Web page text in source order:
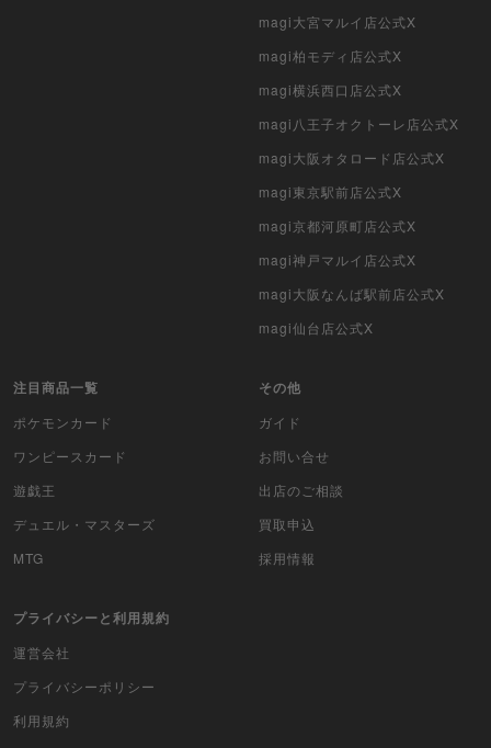
magi大宮マルイ店公式X
magi柏モディ店公式X
magi横浜西口店公式X
magi八王子オクトーレ店公式X
magi大阪オタロード店公式X
magi東京駅前店公式X
magi京都河原町店公式X
magi神戸マルイ店公式X
magi大阪なんば駅前店公式X
magi仙台店公式X
注目商品一覧
ポケモンカード
ワンピースカード
遊戯王
デュエル・マスターズ
MTG
その他
ガイド
お問い合せ
出店のご相談
買取申込
採用情報
プライバシーと利用規約
運営会社
プライバシーポリシー
利用規約